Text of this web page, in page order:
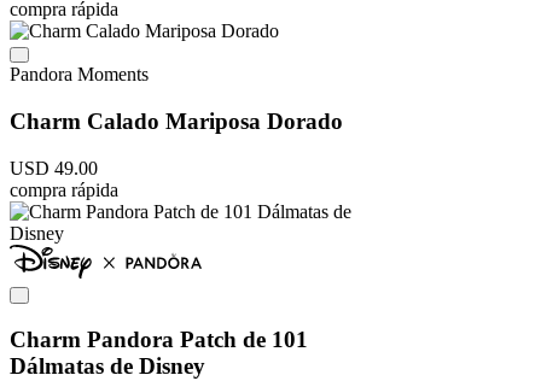
compra rápida
Pandora Moments
Charm Calado Mariposa Dorado
USD 49.00
compra rápida
Charm Pandora Patch de 101
Dálmatas de Disney